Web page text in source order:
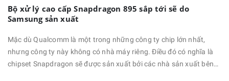
Bộ xử lý cao cấp Snapdragon 895 sắp tới sẽ do
Samsung sản xuất
Mặc dù Qualcomm là một trong những công ty chip lớn nhất,
nhưng công ty này không có nhà máy riêng. Điều đó có nghĩa là
chipset Snapdragon sẽ được sản xuất bởi các nhà sản xuất bên